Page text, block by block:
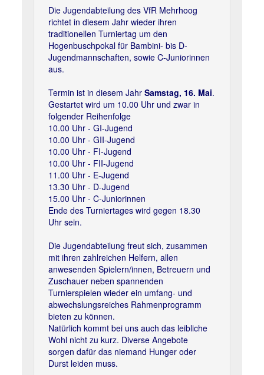
Die Jugendabteilung des VfR Mehrhoog
richtet in diesem Jahr wieder ihren
traditionellen Turniertag um den
Hogenbuschpokal für Bambini- bis D-
Jugendmannschaften, sowie C-Juniorinnen
aus.
Termin ist in diesem JahrSamstag, 16. Mai.
Gestartet wird um 10.00 Uhr und zwar in
folgender Reihenfolge
10.00 Uhr - GI-Jugend
10.00 Uhr - GII-Jugend
10.00 Uhr - FI-Jugend
10.00 Uhr - FII-Jugend
11.00 Uhr - E-Jugend
13.30 Uhr - D-Jugend
15.00 Uhr - C-Juniorinnen
Ende des Turniertages wird gegen 18.30
Uhr sein.
Die Jugendabteilung freut sich, zusammen
mit ihren zahlreichen Helfern, allen
anwesenden Spielern/innen, Betreuern und
Zuschauer neben spannenden
Turnierspielen wieder ein umfang- und
abwechslungsreiches Rahmenprogramm
bieten zu können.
Natürlich kommt bei uns auch das leibliche
Wohl nicht zu kurz. Diverse Angebote
sorgen dafür das niemand Hunger oder
Durst leiden muss.